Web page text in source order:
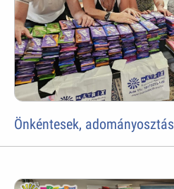
Önkéntesek, adományosztás